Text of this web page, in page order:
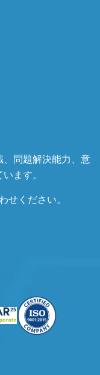
問題解決能力、意
ます。
せください。